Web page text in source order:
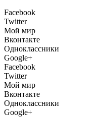
Facebook
Twitter
Мой мир
Вконтакте
Одноклассники
Google+
Facebook
Twitter
Мой мир
Вконтакте
Одноклассники
Google+